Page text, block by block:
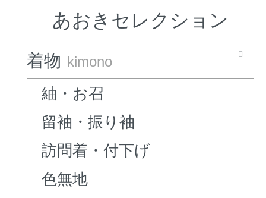
あおきセレクション
着物 kimono
紬・お召
留袖・振り袖
訪問着・付下げ
色無地